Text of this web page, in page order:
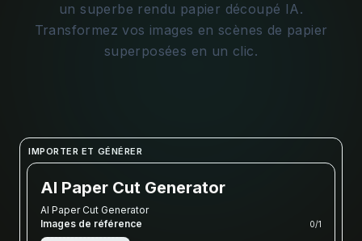
un superbe rendu papier découpé IA.
Transformez vos images en scènes de papier
superposées en un clic.
IMPORTER ET GÉNÉRER
AI Paper Cut Generator
AI Paper Cut Generator
Images de référence
0/1